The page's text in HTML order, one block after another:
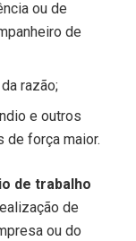
ou de
de
razão;
e outros
força maior.
de trabalho
de
ou do